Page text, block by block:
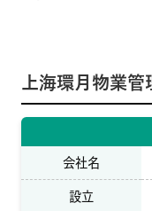
上海環月物業
会社名
設立